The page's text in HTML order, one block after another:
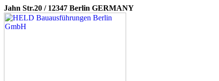
Jahn Str.20 / 12347 Berlin GERMANY